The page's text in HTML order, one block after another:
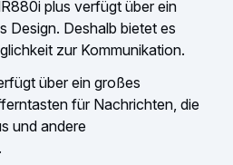
plus verfügt über ein
Design. Deshalb bietet es
zur Kommunikation.
über ein großes
für Nachrichten, die
und andere